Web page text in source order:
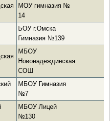
МОУ гимназия №
14
БОУ г.Омска
Гимназия №139
МБОУ
Новонадеждинская
СОШ
МБОУ Гимназия
№7
МБОУ Лицей
№130